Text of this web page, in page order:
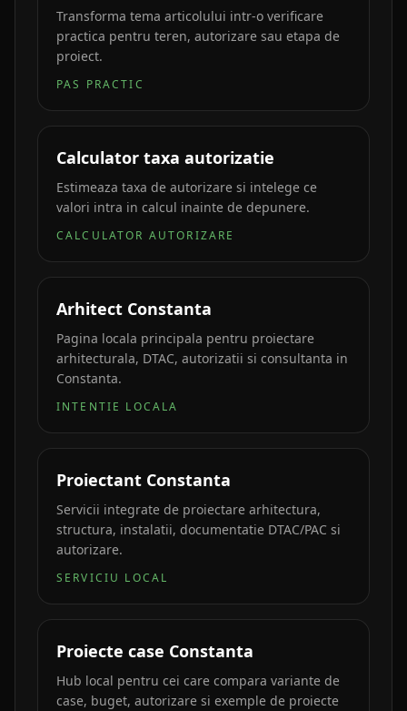
Transforma tema articolului intr-o verificare
practica pentru teren, autorizare sau etapa de
proiect.
PAS PRACTIC
Calculator taxa autorizatie
Estimeaza taxa de autorizare si intelege ce
valori intra in calcul inainte de depunere.
CALCULATOR AUTORIZARE
Arhitect Constanta
Pagina locala principala pentru proiectare
arhitecturala, DTAC, autorizatii si consultanta in
Constanta.
INTENTIE LOCALA
Proiectant Constanta
Servicii integrate de proiectare arhitectura,
structura, instalatii, documentatie DTAC/PAC si
autorizare.
SERVICIU LOCAL
Proiecte case Constanta
Hub local pentru cei care compara variante de
case, buget, autorizare si exemple de proiecte